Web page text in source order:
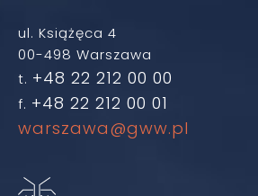
ul. Książęca 4
00-498 Warszawa
t. +48 22 212 00 00
f. +48 22 212 00 01
warszawa@gww.pl